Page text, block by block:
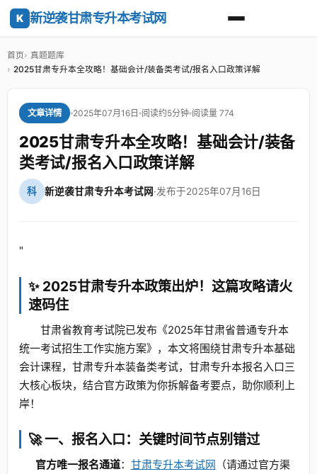
K 新逆袭甘肃专升本考试网
首页
真题题库
2025甘肃专升本全攻略！基础会计/装备类考试/报名入口政策详解
文章详情 2025年07月16日 阅读约5分钟 阅读量 774
2025甘肃专升本全攻略！基础会计/装备
类考试/报名入口政策详解
科 新逆袭甘肃专升本考试网·发布于2025年07月16日
"
✨ 2025甘肃专升本政策出炉！这篇攻略请火
速码住
甘肃省教育考试院已发布《2025年甘肃省普通专升本
统一考试招生工作实施方案》，本文将围绕甘肃专升本基础
会计课程，甘肃专升本装备类考试，甘肃专升本报名入口三
大核心板块，结合官方政策为你拆解备考要点，助你顺利上
岸！
🚀 一、报名入口：关键时间节点别错过
官方唯一报名通道： 甘肃专升本考试网 （请通过官方渠